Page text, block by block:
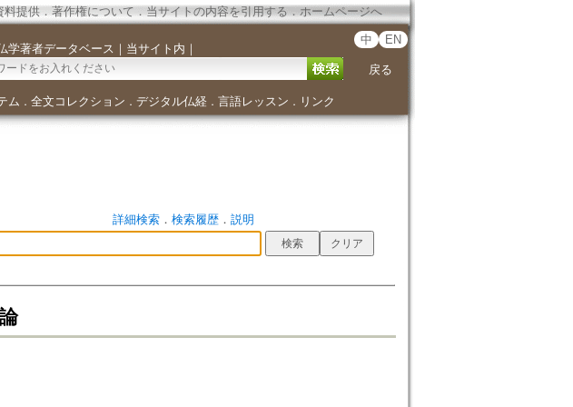
料提供． 著作権について．当サイトの内容を引用する ． ホームページへ
学著者データベース ｜ 当サイト内 ｜
中 EN
戻る
ム ． 全文コレクション ． デジタル仏経． 言語レッスン ． リンク
詳細検索． 検索履歴． 説明